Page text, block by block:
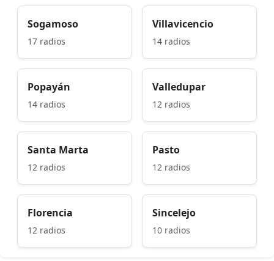
Sogamoso
17 radios
Villavicencio
14 radios
Popayán
14 radios
Valledupar
12 radios
Santa Marta
12 radios
Pasto
12 radios
Florencia
12 radios
Sincelejo
10 radios